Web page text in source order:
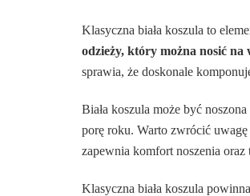
Klasyczna biała koszula to
odzieży, który można nosić
sprawia, że doskonale
Biała koszula może być
porę roku. Warto zwrócić uwagę
zapewnia komfort noszenia oraz
Klasyczna biała koszula